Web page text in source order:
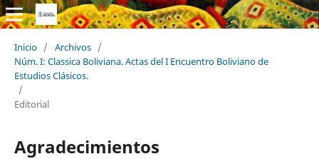
Inicio / Archivos /
Núm. I: Classica Boliviana. Actas del I Encuentro Boliviano de
Estudios Clásicos.
/
Editorial
Agradecimientos